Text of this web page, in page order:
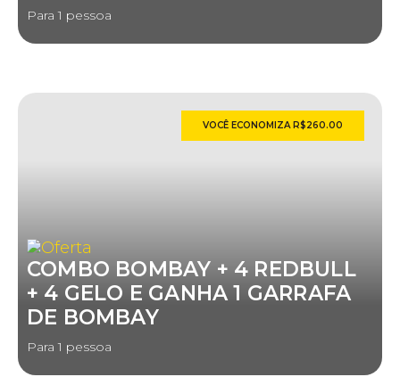
Para 1 pessoa
VOCÊ ECONOMIZA R$260.00
COMBO BOMBAY + 4 REDBULL
+ 4 GELO E GANHA 1 GARRAFA
DE BOMBAY
Para 1 pessoa